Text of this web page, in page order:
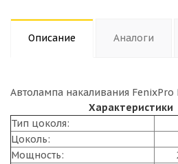
Описание Аналоги
Автолампа накаливания FenixPro
Характеристики
Тип цоколя:
Цоколь:
Мощность: